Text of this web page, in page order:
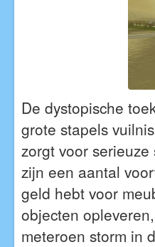
De dystopische
grote stapels
zorgt voor
zijn een aantal
geld hebt voor
objecten
meteroen storm in